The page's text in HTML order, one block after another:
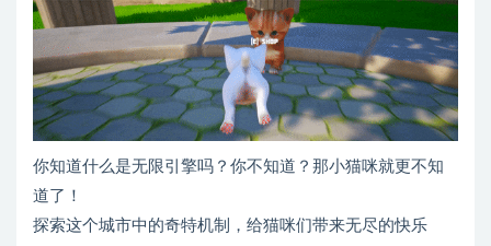
你知道什么是无限引擎吗？你不知道？那小猫咪就更不知
道了！
探索这个城市中的奇特机制，给猫咪们带来无尽的快乐